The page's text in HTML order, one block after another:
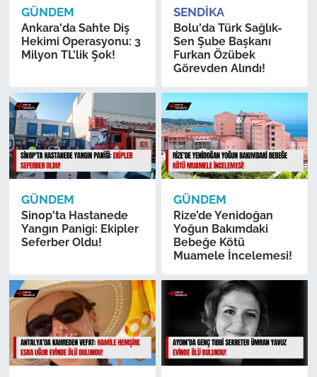
GÜNDEM
Ankara'da Sahte Diş
Hekimi Operasyonu: 3
Milyon TL'lik Şok!
SENDIKA
Bolu'da Türk Sağlık-
Sen Şube Başkanı
Furkan Özübek
Görevden Alındı!
GÜNDEM
Sinop'ta Hastanede
Yangın Panigi: Ekipler
Seferber Oldu!
GÜNDEM
Rize’de Yenidoğan
Yoğun Bakımdaki
Bebeğe Kötü
Muamele İncelemesi!